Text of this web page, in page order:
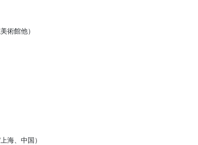
術館他）
、中国）